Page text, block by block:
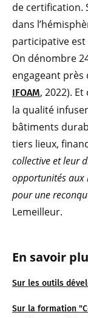
En savoir
Sur les outils
Sur la formation
de certification.
dans
participative
On dénombre
engageant près
IFOAM, 2022).
la qualité
bâtiments
tiers lieux,
collective et leur
opportunités aux
pour une
Lemeilleur.